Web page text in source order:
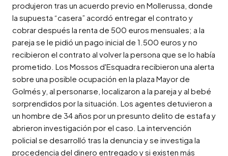
produjeron tras un acuerdo previo en Mollerussa, donde
la supuesta “casera” acordó entregar el contrato y
cobrar después la renta de 500 euros mensuales; a la
pareja se le pidió un pago inicial de 1.500 euros y no
recibieron el contrato al volver la persona que se lo había
prometido. Los Mossos d'Esquadra recibieron una alerta
sobre una posible ocupación en la plaza Mayor de
Golmés y, al personarse, localizaron a la pareja y al bebé
sorprendidos por la situación. Los agentes detuvieron a
un hombre de 34 años por un presunto delito de estafa y
abrieron investigación por el caso. La intervención
policial se desarrolló tras la denuncia y se investiga la
procedencia del dinero entregado y si existen más